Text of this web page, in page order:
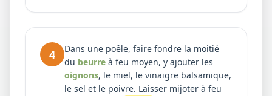
4
Dans une poêle, faire fondre la moitié
du beurre à feu moyen, y ajouter les
oignons, le miel, le vinaigre balsamique,
le sel et le poivre. Laisser mijoter à feu